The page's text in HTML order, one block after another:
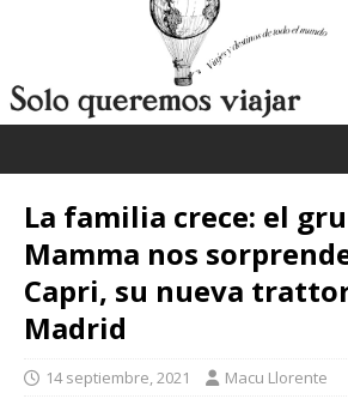
La familia crece: el
Mamma nos
Capri, su nueva
Madrid
14 septiembre, 2021 Macu Llorente